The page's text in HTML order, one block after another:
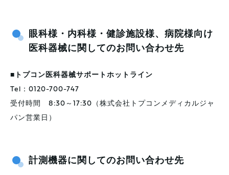
眼科様・内科様・健診施設様、病院様向け
医科器械に関してのお問い合わせ先
■ トプコン医科器械サポートホットライン
Tel：0120-700-747
受付時間 8:30～17:30（株式会社トプコンメディカルジャ
パン営業日）
計測機器に関してのお問い合わせ先